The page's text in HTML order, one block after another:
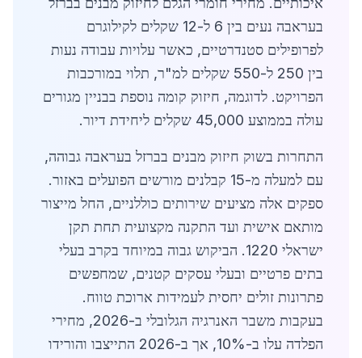
בעראבה נעים בין 6 ל-12 שקלים לקילוגרם
לפרופילים סטנדרטיים, כאשר עלויות עבודה נעות
בין 250 ל-550 שקלים למ"ר, תלוי במורכבות
הפרויקט. לדוגמה, חיזוק קומה נוספת בבניין מגורים
עולה בממוצע 45,000 שקלים ליחידת דיור.
התחרות בשוק חיזוק מבנים בברזל בעראבה גבוהה,
עם למעלה מ-15 קבלנים מורשים הפועלים באזור.
ספקים אלה מציעים שירותים כוללניים, החל מייצור
מותאם אישית ועד התקנה מקצועית תחת תקן
ישראלי 1220. הביקוש גבוה במיוחד בקרב בעלי
בתים פרטיים ובעלי עסקים קטנים, שמחפשים
פתרונות זולים יחסית לעמידות ארוכת טווח.
בעקבות משבר האנרגיה הגלובלי ב-2026, מחירי
הפלדה עלו ב-10%, אך ב-2026 התייצבו והורידו